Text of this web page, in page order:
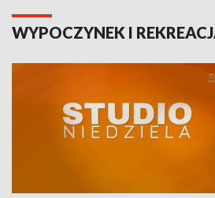
WYPOCZYNEK I